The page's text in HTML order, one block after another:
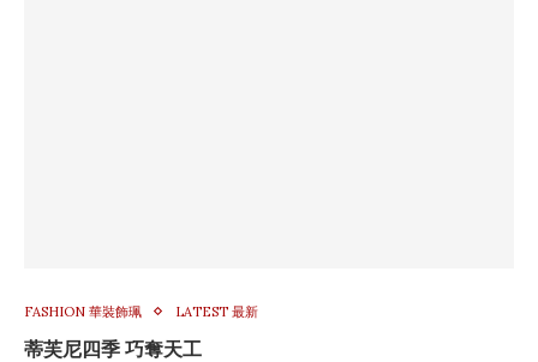
FASHION 華裝飾珮 LATEST 最新
蒂芙尼四季 巧奪天工